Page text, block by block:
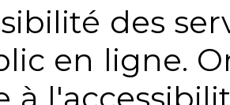
des
en ligne.